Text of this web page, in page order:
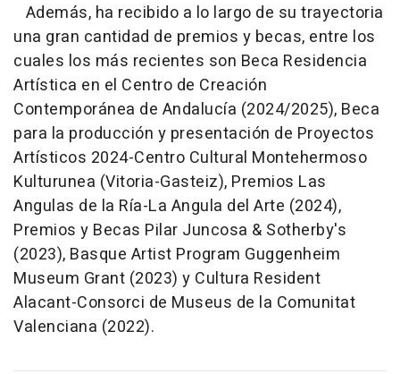
Además, ha recibido a lo largo de su trayectoria
una gran cantidad de premios y becas, entre los
cuales los más recientes son Beca Residencia
Artística en el Centro de Creación
Contemporánea de Andalucía (2024/2025), Beca
para la producción y presentación de Proyectos
Artísticos 2024-Centro Cultural Montehermoso
Kulturunea (Vitoria-Gasteiz), Premios Las
Angulas de la Ría-La Angula del Arte (2024),
Premios y Becas Pilar Juncosa & Sotherby's
(2023), Basque Artist Program Guggenheim
Museum Grant (2023) y Cultura Resident
Alacant-Consorci de Museus de la Comunitat
Valenciana (2022).